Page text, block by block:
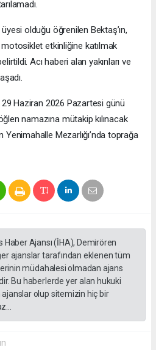
olduğu öğrenilen Bektaş’ın,
motosiklet etkinliğine katılmak
Acı haberi alan yakınları ve
Haziran 2026 Pazartesi günü
namazına mütakip kılınacak
Yenimahalle Mezarlığı’nda toprağa
Haber Ajansı (İHA), Demirören
ajanslar tarafından eklenen tüm
müdahalesi olmadan ajans
Bu haberlerde yer alan hukuki
olup sitemizin hiç bir